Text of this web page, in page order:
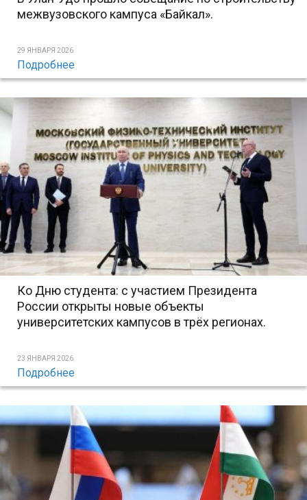
межвузовского кампуса «Байкал».
29 ЯНВАРЯ 2026
Подробнее
Ко Дню студента: с участием Президента
России открыты новые объекты
университетских кампусов в трёх регионах.
23 ЯНВАРЯ 2026
Подробнее